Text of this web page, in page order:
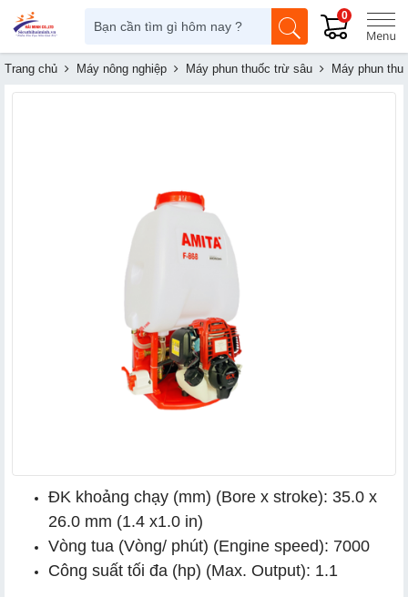
0
Trang chủ Máy nông nghiệp Máy phun thuốc trừ sâu Máy phun
ĐK khoảng chạy (mm) (Bore x stroke): 35.0 x
26.0 mm (1.4 x1.0 in)
Vòng tua (Vòng/ phút) (Engine speed): 7000
Công suất tối đa (hp) (Max. Output): 1.1